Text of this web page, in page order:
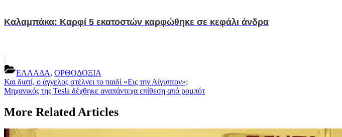
Καλαμπάκα: Καρφί 5 εκατοστών καρφώθηκε σε κεφάλι άνδρα
ΕΛΛΑΔΑ, ΟΡΘΟΔΟΞΙΑ
Post
navigation
Previous
Post:
Και διατί, ο άγγελος στέλνει το παιδί «Εις την Αίγυπτον»;
Next
Μηχανικός της Tesla δέχθηκε αναπάντεχα επίθεση από ρομπότ
More Related Articles